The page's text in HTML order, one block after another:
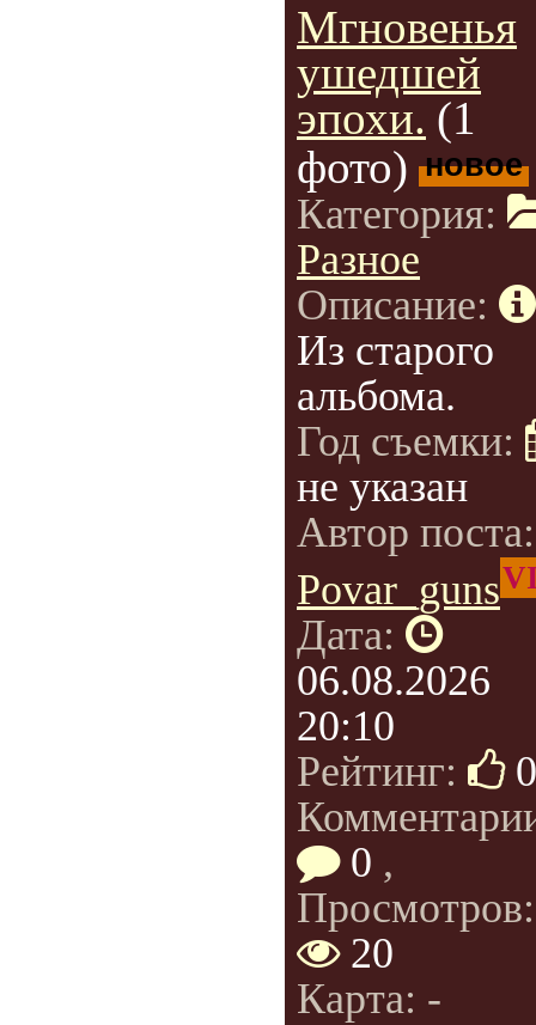
Мгновенья
ушедшей
эпохи. (1
фото) новое
Категория:
Разное
Описание:
Из старого
альбома.
Год съемки:
не указан
Автор
Povar_guns
Дата:
06.08.2026
20:10
Рейтинг:
0
0 ,
Просмотров:
20
Карта: -